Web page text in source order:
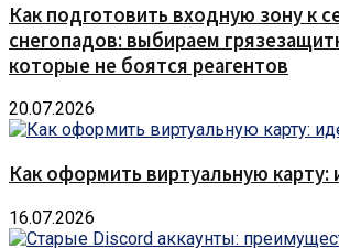
Как подготовить входную зону к
снегопадов: выбираем
которые не боятся реагентов
20.07.2026
Как оформить виртуальную карту:
16.07.2026